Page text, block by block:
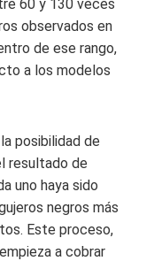
60 y 130 veces
observados en
de ese rango,
a los modelos
posibilidad de
resultado de
uno haya sido
negros más
Este proceso,
a cobrar